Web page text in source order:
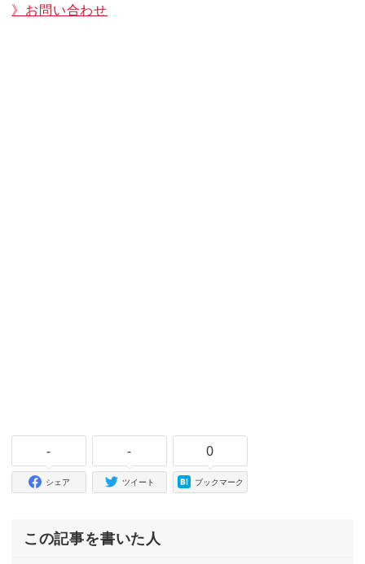
》お問い合わせ
-
シェア
-
ツイート
0
ブックマーク
この記事を書いた人